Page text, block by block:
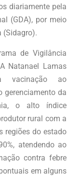
diariamente pela
(GDA), por meio
(Sidagro).
de Vigilância
Natanael Lamas
vacinação ao
gerenciamento da
o alto índice
rural com a
regiões do estado
atendendo ao
contra febre
em alguns